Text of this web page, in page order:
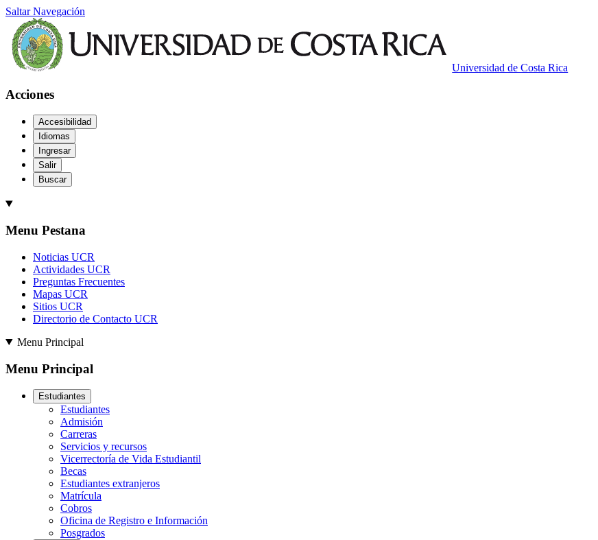
Saltar Navegación
Universidad de Costa Rica
Acciones
Accesibilidad
Idiomas
Ingresar
Salir
Buscar
Menu Pestana
Noticias UCR
Actividades UCR
Preguntas Frecuentes
Mapas UCR
Sitios UCR
Directorio de Contacto UCR
Menu Principal
Menu Principal
Estudiantes
Estudiantes
Admisión
Carreras
Servicios y recursos
Vicerrectoría de Vida Estudiantil
Becas
Estudiantes extranjeros
Matrícula
Cobros
Oficina de Registro e Información
Posgrados